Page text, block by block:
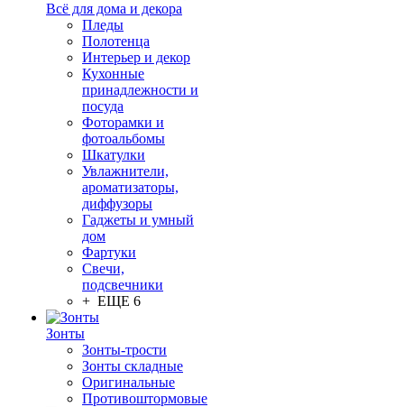
Всё для дома и декора
Пледы
Полотенца
Интерьер и декор
Кухонные
принадлежности и
посуда
Фоторамки и
фотоальбомы
Шкатулки
Увлажнители,
ароматизаторы,
диффузоры
Гаджеты и умный
дом
Фартуки
Свечи,
подсвечники
+ ЕЩЕ 6
Зонты
Зонты-трости
Зонты складные
Оригинальные
Противоштормовые